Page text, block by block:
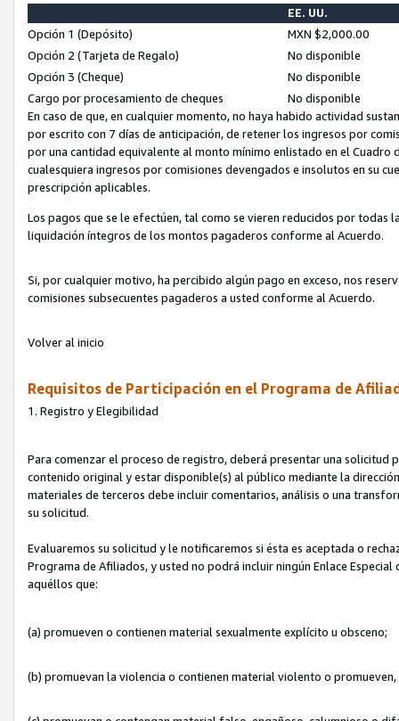
EE. UU.
Opción 1 (Depósito)
MXN $2,000.00
Opción 2 (Tarjeta de Regalo)
No disponible
Opción 3 (Cheque)
No disponible
Cargo por procesamiento de cheques
No disponible
En caso de que, en cualquier momento, no haya habido actividad
por escrito con 7 días de anticipación, de retener los ingresos por
por una cantidad equivalente al monto mínimo enlistado en el
cualesquiera ingresos por comisiones devengados e insolutos en su
prescripción aplicables.
Los pagos que se le efectúen, tal como se vieren reducidos por todas
liquidación íntegros de los montos pagaderos conforme al Acuerdo.
Si, por cualquier motivo, ha percibido algún pago en exceso, nos
comisiones subsecuentes pagaderos a usted conforme al Acuerdo.
Volver al inicio
Requisitos de Participación en el Programa de
1. Registro y Elegibilidad
Para comenzar el proceso de registro, deberá presentar una solicitud
contenido original y estar disponible(s) al público mediante la
materiales de terceros debe incluir comentarios, análisis o una
su solicitud.
Evaluaremos su solicitud y le notificaremos si ésta es aceptada o
Programa de Afiliados, y usted no podrá incluir ningún Enlace
aquéllos que:
(a) promueven o contienen material sexualmente explícito u obsceno;
(b) promuevan la violencia o contienen material violento o